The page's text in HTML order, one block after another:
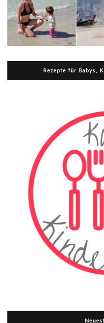
Rezepte für Babys,